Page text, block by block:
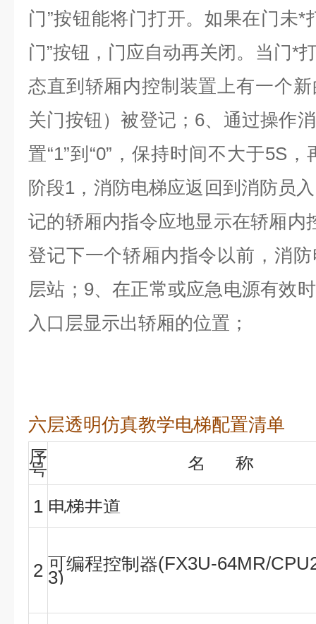
门”按钮能将门打开。如果在门未*
门”按钮，门应自动再关闭。当门*
态直到轿厢内控制装置上有一个
关门按钮）被登记；6、通过操作
置“1”到“0”，保持时间不大于5S
阶段1，消防电梯应返回到消防员
记的轿厢内指令应地显示在轿厢内
登记下一个轿厢内指令以前，消
层站；9、在正常或应急电源有效
入口层显示出轿厢的位置；
六层透明仿真教学电梯配置清单
序
号 名 称
1 电梯井道
2 可编程控制器(FX3U-64MR/
3)